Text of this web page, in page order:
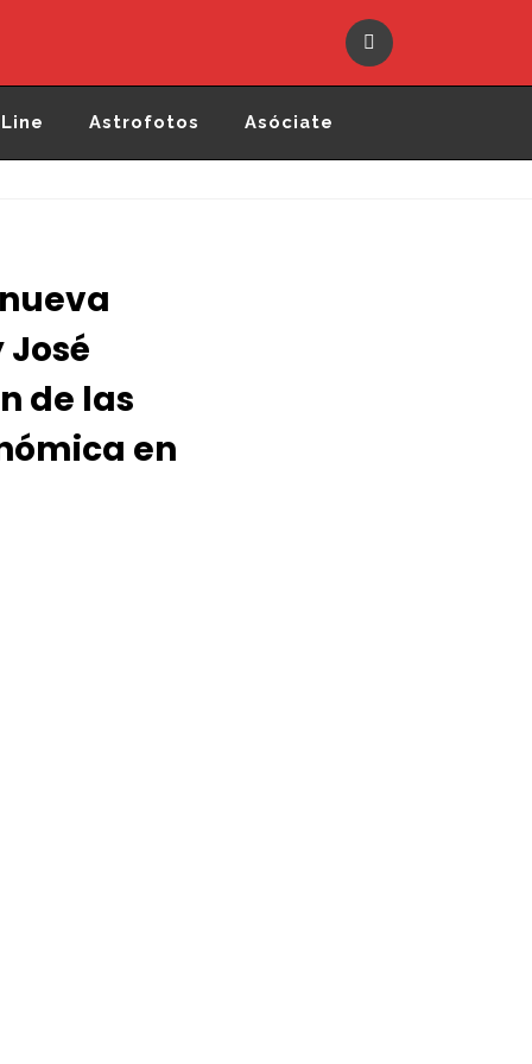
Astrofotos Asóciate
de las
en